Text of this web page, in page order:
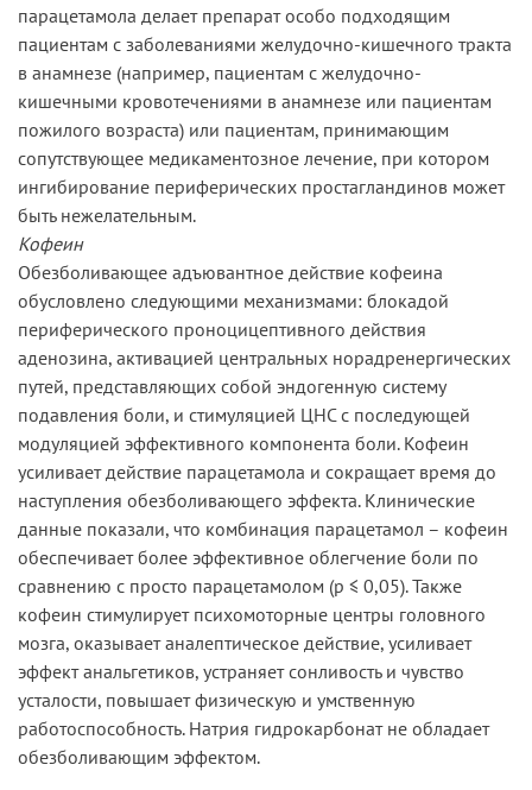
парацетамола делает препарат особо подходящим
пациентам с заболеваниями желудочно-кишечного тракта
в анамнезе (например, пациентам с желудочно-
кишечными кровотечениями в анамнезе или пациентам
пожилого возраста) или пациентам, принимающим
сопутствующее медикаментозное лечение, при котором
ингибирование периферических простагландинов может
быть нежелательным.
Кофеин
Обезболивающее адъювантное действие кофеина
обусловлено следующими механизмами: блокадой
периферического проноцицептивного действия
аденозина, активацией центральных норадренергических
путей, представляющих собой эндогенную систему
подавления боли, и стимуляцией ЦНС с последующей
модуляцией эффективного компонента боли. Кофеин
усиливает действие парацетамола и сокращает время до
наступления обезболивающего эффекта. Клинические
данные показали, что комбинация парацетамол – кофеин
обеспечивает более эффективное облегчение боли по
сравнению с просто парацетамолом (р ≤ 0,05). Также
кофеин стимулирует психомоторные центры головного
мозга, оказывает аналептическое действие, усиливает
эффект анальгетиков, устраняет сонливость и чувство
усталости, повышает физическую и умственную
работоспособность. Натрия гидрокарбонат не обладает
обезболивающим эффектом.